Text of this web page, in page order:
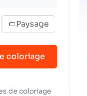
Paysage
coloriage
de coloriage